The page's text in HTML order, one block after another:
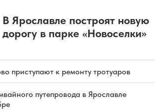
В Ярославле построят новую
дорогу в парке «Новоселки»
приступают к ремонту тротуаров
путепровода в Ярославле